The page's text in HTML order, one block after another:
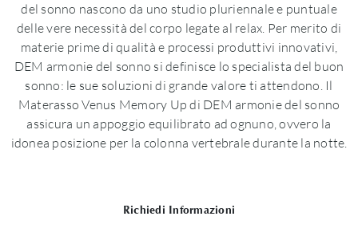
del sonno nascono da uno studio pluriennale e puntuale
delle vere necessità del corpo legate al relax. Per merito di
materie prime di qualità e processi produttivi innovativi,
DEM armonie del sonno si definisce lo specialista del buon
sonno: le sue soluzioni di grande valore ti attendono. Il
Materasso Venus Memory Up di DEM armonie del sonno
assicura un appoggio equilibrato ad ognuno, ovvero la
idonea posizione per la colonna vertebrale durante la notte.
Richiedi Informazioni